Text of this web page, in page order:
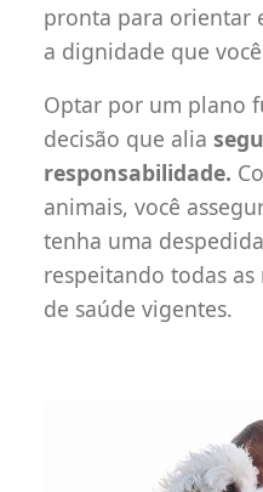
pronta para orientar
a dignidade que
Optar por um plano
decisão que alia
responsabilidade.
animais, você
tenha uma
respeitando todas
de saúde vigentes.